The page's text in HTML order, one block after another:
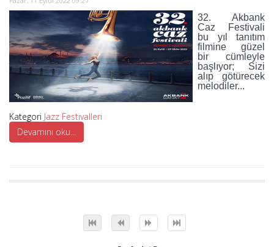
32. Akbank
Caz Festivali
bu yıl tanıtım
filmine güzel
bir cümleyle
başlıyor; Sizi
alıp götürecek
melodiler...
Kategori Jazz Festivalleri
Devamını oku...